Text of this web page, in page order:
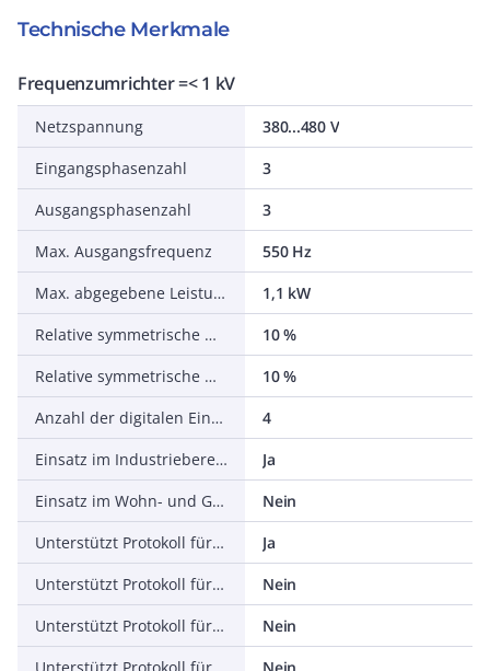
Technische Merkmale
Frequenzumrichter =< 1 kV
Netzspannung
380...480 V
Eingangsphasenzahl
3
Ausgangsphasenzahl
3
Max. Ausgangsfrequenz
550 Hz
Max. abgegebene Leistung bei linearer Belastung bei Bemessungsausgangsspannung
1,1 kW
Relative symmetrische Netzfrequenztoleranz
10 %
Relative symmetrische Netzspannungstoleranz
10 %
Anzahl der digitalen Eingänge
4
Einsatz im Industriebereich zulässig
Ja
Einsatz im Wohn- und Gewerbebereich zulässig
Nein
Unterstützt Protokoll für TCP/IP
Ja
Unterstützt Protokoll für PROFIBUS
Nein
Unterstützt Protokoll für CAN
Nein